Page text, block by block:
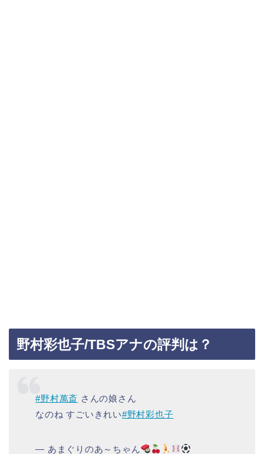
野村彩也子/TBSアナの評判は？
#野村萬斎 さんの娘さん
なのね すごいきれい#野村彩也子
— あまぐりのあ～ちゃん